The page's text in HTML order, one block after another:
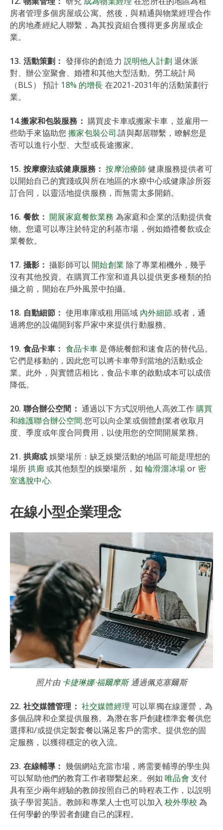
房者管理多個房屋或公寓。然後，與精通與物業經理合作
的房地產經紀人聯繫，為其投資組合獲得更多房屋或企
業。
13. 活動策劃： 發揮你的創造力 説明他人計劃 退休派
對、辦公室聚會、婚禮和其他大型活動。勞工統計局
（BLS） 預計 18% 的增長 在2021-2031年的活動策劃行
業。
14.搬家和包裝服務： 購買皮卡車或搬家卡車，並雇用一
些助手來協助您搬家包裝公司.請與鄰居聯繫，瞭解您是
否可以進行小型、大型或長途搬家。
15. 按摩療法或健康服務： 按摩治療師 健康服務提供者可
以開始自己的實踐或與所在地區的水療中心或健康診所簽
訂合同，以靈活地提供服務，而無需太多開銷。
16. 餐飲： 開展家庭餐飲業務 為家庭和企業的活動提供食
物。您還可以專注於特定的利基市場，例如婚禮餐飲或企
業餐飲。
17. 攝影： 攝影師可以 開始創業 除了專業相機外，幾乎
沒有其他投資。在購買工作室和道具以提供更多種類的拍
攝之前，開始在戶外風景中拍攝。
18. 自動細節： 使用車庫或租用區域 內外細節.或者，通
過將您的設備開到客戶家中來提供行動服務。
19. 食品卡車： 食品卡車 是傳統餐館和速食店的替代品。
它們是移動的，因此您可以將卡車帶到當地的活動或企
業。此外，與實體店相比，食品卡車的啟動成本可以成倍
降低。
20. 聯合辦公空間： 通過以下方式説明他人高效工作購買
和維護聯合辦公空間.您可以向企業或個體創業者收取月
度、季度或年度合同費用，以使用您的空間開展業務。
21. 拱廊或娛樂場所：缺乏娛樂活動的地區可能是理想的
場所拱廊或其他類型的娛樂場所，如輪滑溜冰場or 密
室逃脫中心.
在線小型企業理念
照片由 卡捷琳娜·福爾摩斯通過佩克塞爾斯
22. 社交媒體管理： 社交媒體經理 可以單獨在線運營，為
多個品牌和企業提供服務。為潛在客戶創建標準套餐供您
選擇和/或提供定製套餐以滿足客戶的需求。提供您的固
定服務，以獲得穩定的收入流。
23. 在線輔導： 幾個網站充當市場，將需要輔導的學生與
可以幫助他們的教育工作者聯繫起來。例如唯品會 支付
具有至少兩年經驗的教師按照自己的時程表工作，以説明
孩子學習英語。教師和專業人士也可以加入校外學校 為
任何學齡的學習者創建自己的課程。